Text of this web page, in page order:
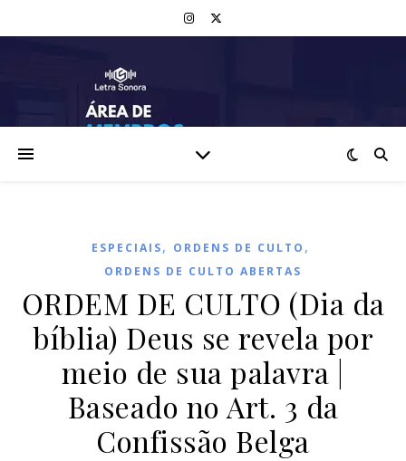
ESPECIAIS, ORDENS DE CULTO ,
ORDENS DE CULTO ABERTAS
ORDEM DE CULTO (Dia da
bíblia) Deus se revela por
meio de sua palavra |
Baseado no Art. 3 da
Confissão Belga